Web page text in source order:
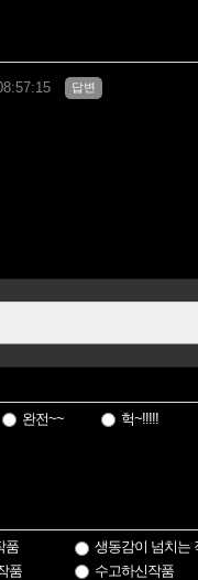
답변
완전~~ 헉~!!!!!
품
생동감이 넘치는
품
수고하신작품